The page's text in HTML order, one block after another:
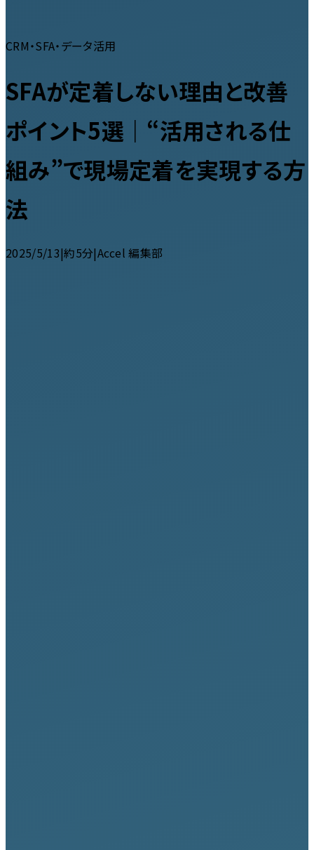
CRM・SFA・データ活用
SFAが定着しない理由と改善
ポイント5選｜“活用される仕
組み”で現場定着を実現する方
法
2025/5/13|約5分|Accel 編集部